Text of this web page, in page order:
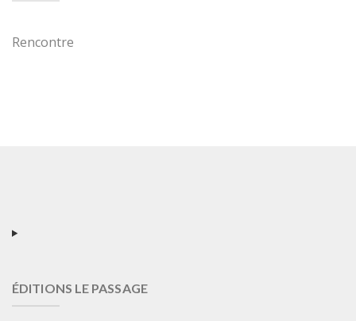
Rencontre
ÉDITIONS LE PASSAGE